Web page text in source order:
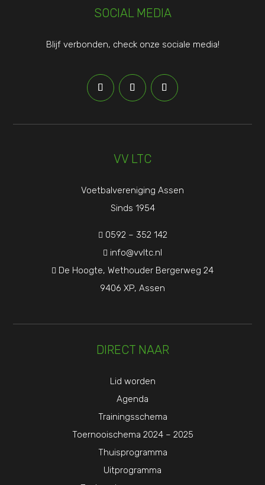
SOCIAL MEDIA
Blijf verbonden, check onze sociale media!
VV LTC
Voetbalvereniging Assen
Sinds 1954
 0592 – 352 142
 info@vvltc.nl
 De Hoogte, Wethouder Bergerweg 24
9406 XP, Assen
DIRECT NAAR
Lid worden
Agenda
Trainingsschema
Toernooischema 2024 – 2025
Thuisprogramma
Uitprogramma